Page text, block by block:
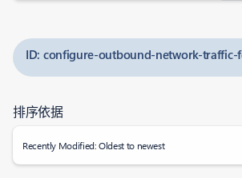
ID: configure-outbound-network-
排序依据
Recently Modified: Oldest to newest